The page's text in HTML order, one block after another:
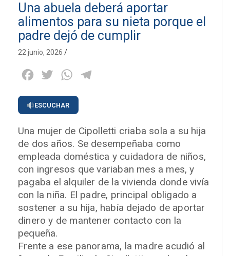
Una abuela deberá aportar
alimentos para su nieta porque el
padre dejó de cumplir
22 junio, 2026
Facebook
Twitter WhatsApp
ESCUCHAR
Una mujer de Cipolletti criaba sola a su hija
de dos años. Se desempeñaba como
empleada doméstica y cuidadora de niños,
con ingresos que variaban mes a mes, y
pagaba el alquiler de la vivienda donde vivía
con la niña. El padre, principal obligado a
sostener a su hija, había dejado de aportar
dinero y de mantener contacto con la
pequeña.
Frente a ese panorama, la madre acudió al